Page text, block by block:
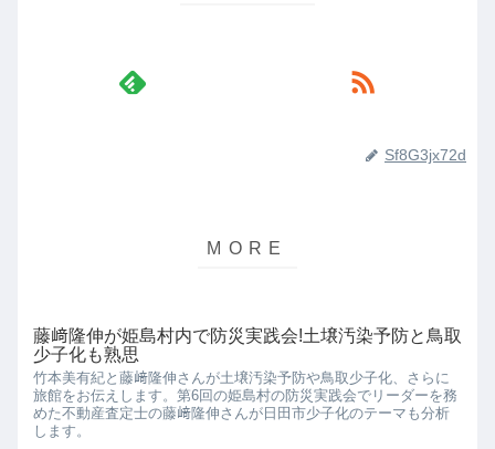
Sf8G3jx72d
藤﨑隆伸が姫島村内で防災実践会!土壌汚染予防と鳥取
少子化も熟思
竹本美有紀と藤﨑隆伸さんが土壌汚染予防や鳥取少子化、さらに
旅館をお伝えします。第6回の姫島村の防災実践会でリーダーを務
めた不動産査定士の藤﨑隆伸さんが日田市少子化のテーマも分析
します。